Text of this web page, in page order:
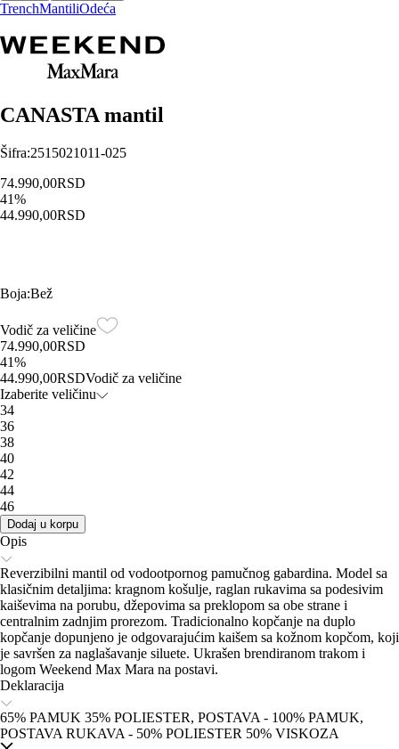
TrenchMantiliOdeća
CANASTA mantil
Šifra:2515021011-025
74.990,00RSD
41%
44.990,00RSD
Boja:Bež
Vodič za veličine
74.990,00RSD
41%
44.990,00RSDVodič za veličine
Izaberite veličinu
34
36
38
40
42
44
46
Dodaj u korpu
Opis
Reverzibilni mantil od vodootpornog pamučnog gabardina. Model sa
klasičnim detaljima: kragnom košulje, raglan rukavima sa podesivim
kaiševima na porubu, džepovima sa preklopom sa obe strane i
centralnim zadnjim prorezom. Tradicionalno kopčanje na duplo
kopčanje dopunjeno je odgovarajućim kaišem sa kožnom kopčom, koji
je savršen za naglašavanje siluete. Ukrašen brendiranom trakom i
logom Weekend Max Mara na postavi.
Deklaracija
65% PAMUK 35% POLIESTER, POSTAVA - 100% PAMUK,
POSTAVA RUKAVA - 50% POLIESTER 50% VISKOZA